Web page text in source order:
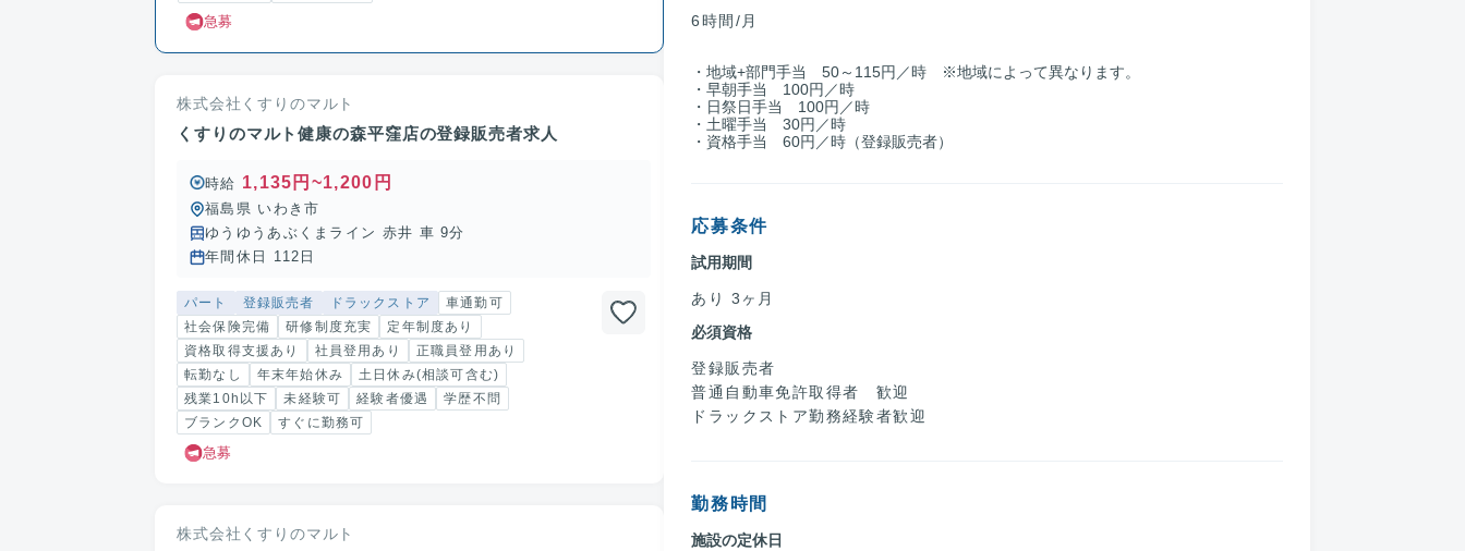
急募
株式会社くすりのマルト
くすりのマルト健康の森平窪店の登録販売者求人
時給 1,135円~1,200円
福島県 いわき市
ゆうゆうあぶくまライン 赤井 車 9分
年間休日 112日
パート 登録販売者 ドラックストア
車通勤可
社会保険完備
研修制度充実
定年制度あり
資格取得支援あり
社員登用あり
正職員登用あり
転勤なし
年末年始休み
土日休み(相談可含む)
残業10h以下
未経験可 経験者優遇
学歴不問
ブランクOK
すぐに勤務可
急募
株式会社くすりのマルト
6時間/月
・地域+部門手当 50～115円／時 ※地域によって異なります。
・早朝手当 100円／時
・日祭日手当 100円／時
・土曜手当 30円／時
・資格手当 60円／時（登録販売者）
応募条件
試用期間
あり 3ヶ月
必須資格
登録販売者
普通自動車免許取得者 歓迎
ドラックストア勤務経験者歓迎
勤務時間
施設の定休日